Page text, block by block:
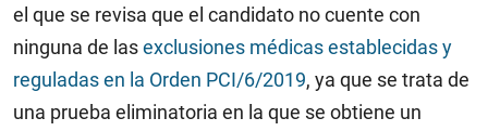
el que se revisa que el candidato no cuente con
ninguna de lasexclusiones médicas establecidas y
reguladas en la Orden PCI/6/2019, ya que se trata de
una prueba eliminatoria en la que se obtiene un